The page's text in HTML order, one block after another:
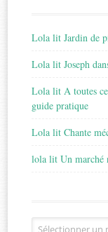
Lola lit Jardin de
Lola lit Joseph
Lola lit A toutes
guide pratique
Lola lit Chante
lola lit Un marché
Archives